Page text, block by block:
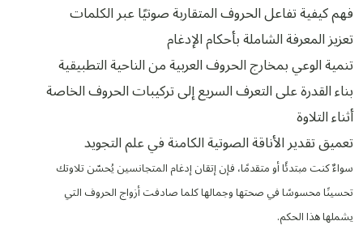
فهم كيفية تفاعل الحروف المتقاربة صوتيًا عبر الكلمات
تعزيز المعرفة الشاملة بأحكام الإدغام
تنمية الوعي بمخارج الحروف العربية من الناحية التطبيقية
بناء القدرة على التعرف السريع إلى تركيبات الحروف الخاصة
أثناء التلاوة
تعميق تقدير الأناقة الصوتية الكامنة في علم التجويد
سواءٌ كنت مبتدئًا أو متقدمًا، فإن إتقان إدغام المتجانسين يُحسّن تلاوتك
تحسينًا محسوسًا في صحتها وجمالها كلما صادفت أزواج الحروف التي
يشملها هذا الحكم.